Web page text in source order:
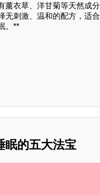
薰衣草、洋甘菊等天然成
无刺激、温和的配方，适
。**
眠的五大法宝